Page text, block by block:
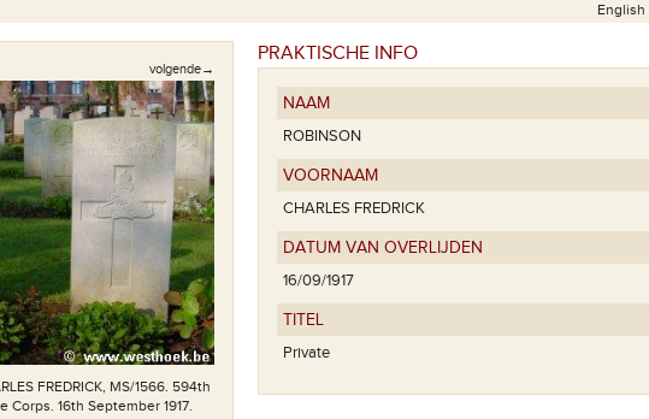
English
volgende→
FREDRICK, MS/1566. 594th
Corps. 16th September 1917.
PRAKTISCHE INFO
NAAM
ROBINSON
VOORNAAM
CHARLES FREDRICK
DATUM VAN OVERLIJDEN
16/09/1917
TITEL
Private